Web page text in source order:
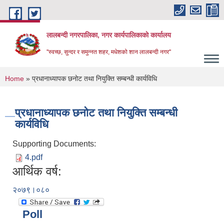
Skip to main content
लालबन्दी नगरपालिका, नगर कार्यपालिकाकाे कार्यालय
''स्वच्छ, सुन्दर र समुन्नत शहर, मधेशको शान लालबन्दी नगर''
You are here
Home » प्रधानाध्यापक छनोट तथा नियुक्ति सम्बन्धी कार्यविधि
प्रधानाध्यापक छनोट तथा नियुक्ति सम्बन्धी
कार्यविधि
Supporting Documents:
4.pdf
आर्थिक वर्ष:
२०७९।०८०
Poll